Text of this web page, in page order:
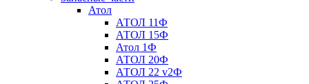
Атол
АТОЛ 11Ф
АТОЛ 15Ф
Атол 1Ф
АТОЛ 20Ф
АТОЛ 22 v2Ф